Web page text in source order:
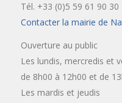
Tél. +33 (0)5 59 61 90 30
Contacter la mairie de
Ouverture au public
Les lundis, mercredis et
de 8h00 à 12h00 et de
Les mardis et jeudis